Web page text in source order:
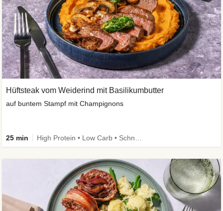
Hüftsteak vom Weiderind mit Basilikumbutter
auf buntem Stampf mit Champignons
25 min